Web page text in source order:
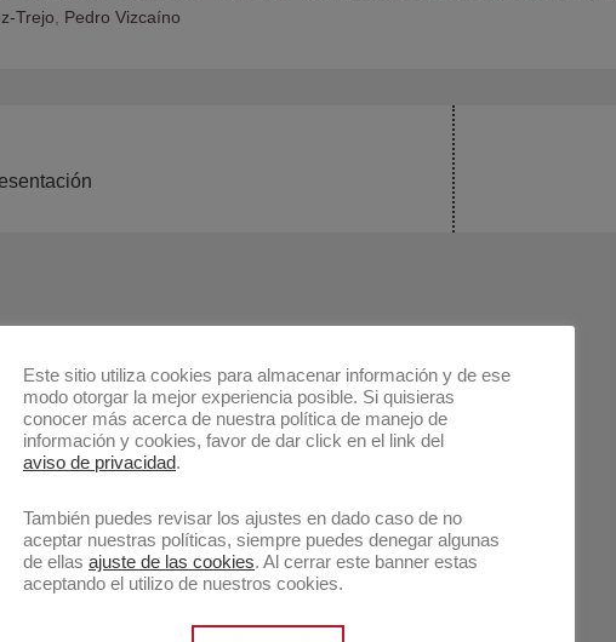
Trejo
Pedro Vizcaíno
Este sitio utiliza cookies para almacenar información y de ese
modo otorgar la mejor experiencia posible. Si quisieras
conocer más acerca de nuestra política de manejo de
información y cookies, favor de dar click en el link del
aviso de privacidad.
También puedes revisar los ajustes en dado caso de no
aceptar nuestras políticas, siempre puedes denegar algunas
de ellas ajuste de las cookies. Al cerrar este banner estas
aceptando el utilizo de nuestros cookies.